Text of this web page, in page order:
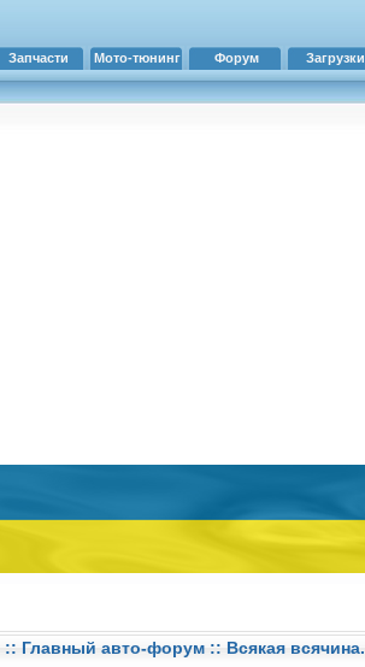
Запчасти Мото-тюнинг Форум Загрузки
:: Главный авто-форум :: Всякая всячина.